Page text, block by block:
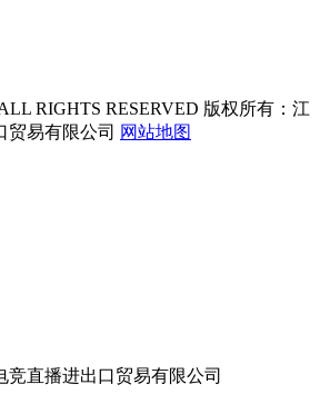
RIGHTS RESERVED 版权所有：江
贸易有限公司 网站地图
竞直播进出口贸易有限公司